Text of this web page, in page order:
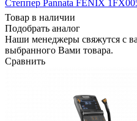
Степпер Pannata FENIX
Товар в наличии
Подобрать аналог
Наши менеджеры свяжутся с
выбранного Вами товара.
Сравнить